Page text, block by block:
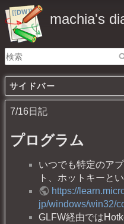
machia's
サイドバー
7/16日記
プログラム
いつでも特定のア
ト、ホットキーと
https://
jp/windows/win32/
GLFW経由では